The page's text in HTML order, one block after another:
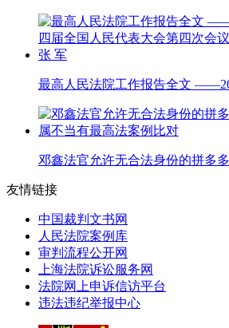
最高人民法院工作报告全文
邓鑫法官允许无合法身份的拼多
友情链接
中国裁判文书网
人民法院案例库
审判流程公开网
上海法院诉讼服务网
法院网上申诉信访平台
违法违纪举报中心